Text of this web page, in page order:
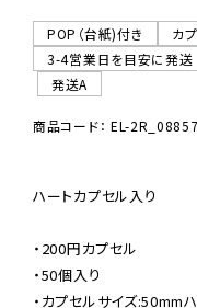
POP（台紙)付き
カ
3-4営業日を目安に発送
発送A
商品コード： EL-
ハートカプセル入り
・200円カプセル
・50個入り
・カプセルサイズ:50mm